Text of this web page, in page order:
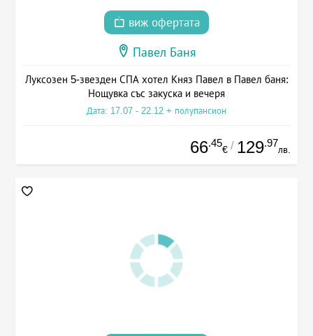
виж офертата
Павел Баня
Луксозен 5-звезден СПА хотел Княз Павел в Павел баня:
Нощувка със закуска и вечеря
Дата: 17.07 - 22.12 + полупансион
66.45
€ / 129.97
лв.